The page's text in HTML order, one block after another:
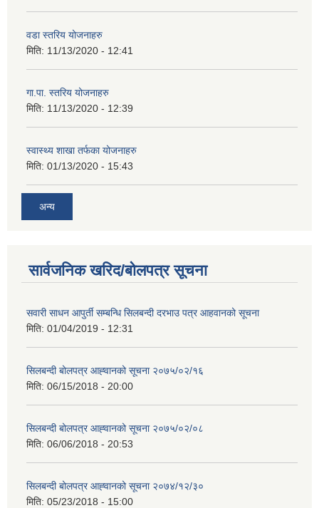
वडा स्तरिय योजनाहरु
मिति: 11/13/2020 - 12:41
गा.पा. स्तरिय योजनाहरु
मिति: 11/13/2020 - 12:39
स्वास्थ्य शाखा तर्फका योजनाहरु
मिति: 01/13/2020 - 15:43
अन्य
सार्वजनिक खरिद/बोलपत्र सूचना
सवारी साधन आपुर्ती सम्बन्धि सिलबन्दी दरभाउ पत्र आहवानको सूचना
मिति: 01/04/2019 - 12:31
सिलबन्दी बोलपत्र आह्‍वानको सूचना २०७५/०२/१६
मिति: 06/15/2018 - 20:00
सिलबन्दी बोलपत्र आह्‍वानको सूचना २०७५/०२/०८
मिति: 06/06/2018 - 20:53
सिलबन्दी बोलपत्र आह्‍वानको सूचना २०७४/१२/३०
मिति: 05/23/2018 - 15:00